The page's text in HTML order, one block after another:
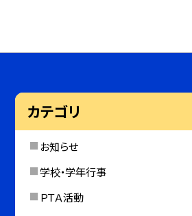
カテゴリ
お知らせ
学校・学年行事
ＰＴＡ活動